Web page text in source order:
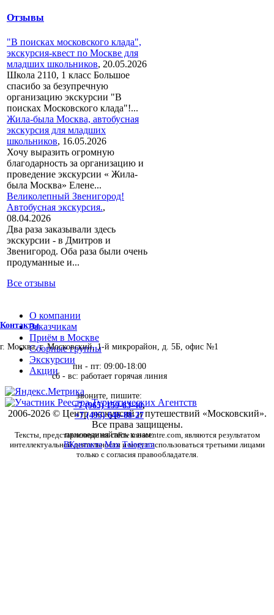
Отзывы
"В поисках московского клада",
экскурсия-квест по Москве для
младших школьников, 20.05.2026
Школа 2110, 1 класс Большое
спасибо за безупречную
организацию экскурсии "В
поисках Московского клада"!...
Жила-была Москва, автобусная
экскурсия для младших
школьников, 16.05.2026
Хочу выразить огромную
благодарность за организацию и
проведение экскурсии « Жила-
была Москва» Елене...
Великолепный Звенигород!
Автобусная экскурсия.,
08.04.2026
Два раза заказывали здесь
экскурсии - в Дмитров и
Звенигород. Оба раза были очень
продуманные и...
Все отзывы
Контакты
г. Москва, г. Московский, 1-й микрорайон, д. 5Б, офис №1
пн - пт: 09:00-18:00
сб - вс: работает горячая линия
звоните, пишите:
+7 (965) 159-83-40,
+7 (495) 646-88-27
присоединяйтесь к нам:
ВКонтакте Max Telegram
О компании
Заказчикам
Приём в Москве
Сборные группы
Экскурсии
Акции
2006-2026 © Центр экскурсий и путешествий «Московский».
Все права защищены.
Тексты, представленные на сайте moscentre.com, являются результатом
интеллектуальной деятельности и могут использоваться третьими лицами
только с согласия правообладателя.